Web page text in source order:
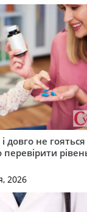
довго не гояться
2026